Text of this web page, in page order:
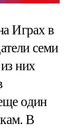
Играх в
семи
них
один
В